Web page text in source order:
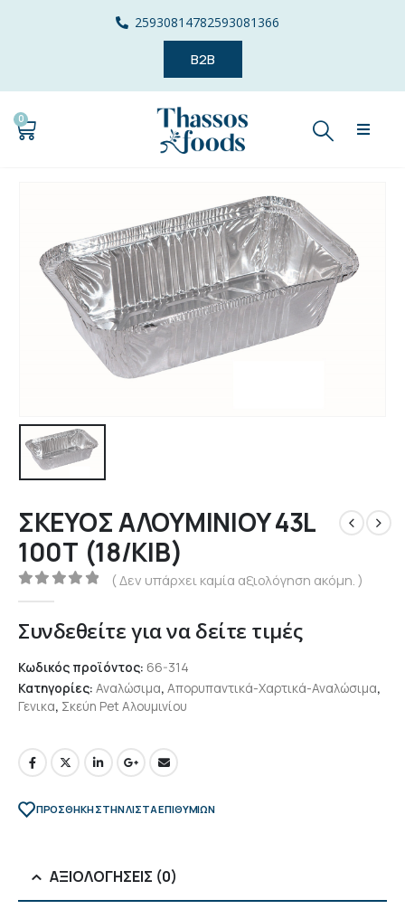
25930814782593081366
B2B
0
ΣΚΕΥΟΣ ΑΛΟΥΜΙΝIOY 43L
100Τ (18/ΚΙΒ)
0out of 5
( Δεν υπάρχει καμία αξιολόγηση ακόμη. )
Συνδεθείτε για να δείτε τιμές
Κωδικός προϊόντος: 66-314
Κατηγορίες: Αναλώσιμα, Απορυπαντικά-Χαρτικά-Αναλώσιμα,
Γενικα, Σκεύη Pet Αλουμινίου
ΠΡΌΣΘΉΚΗ ΣΤΗΝ ΛΊΣΤΑ ΕΠΙΘΥΜΙΏΝ
ΑΞΙΟΛΟΓΉΣΕΙΣ (0)